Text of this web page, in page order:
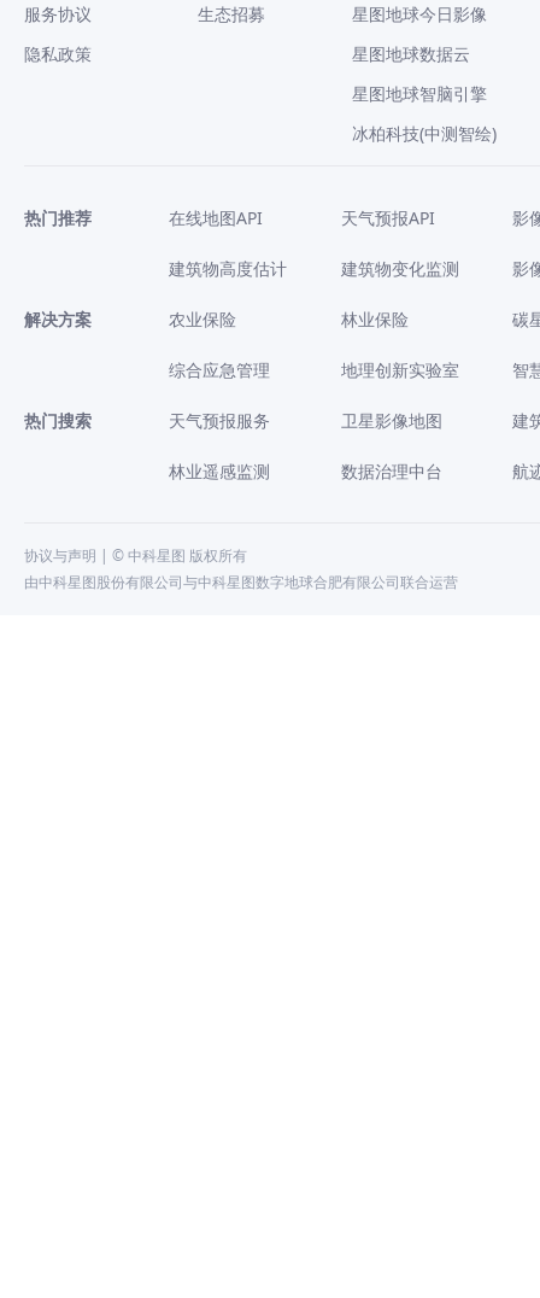
服务协议
隐私政策
生态招募
星图地球今日影像
星图地球数据云
星图地球智脑引擎
冰柏科技(中测智绘)
热门推荐 在线地图API 天气预报API 影
建筑物高度估计 建筑物变化监测 影
解决方案 农业保险 林业保险 碳
综合应急管理 地理创新实验室 智
热门搜索 天气预报服务 卫星影像地图 建
林业遥感监测 数据治理中台 航
协议与声明 | © 中科星图 版权所有
由中科星图股份有限公司与中科星图数字地球合肥有限公司联合运营